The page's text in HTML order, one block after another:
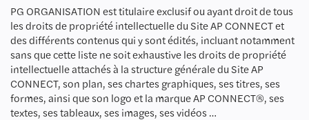
PG ORGANISATION est titulaire exclusif ou ayant droit de tous
les droits de propriété intellectuelle du Site AP CONNECT et
des différents contenus qui y sont édités, incluant notamment
sans que cette liste ne soit exhaustive les droits de propriété
intellectuelle attachés à la structure générale du Site AP
CONNECT, son plan, ses chartes graphiques, ses titres, ses
formes, ainsi que son logo et la marque AP CONNECT®, ses
textes, ses tableaux, ses images, ses vidéos …